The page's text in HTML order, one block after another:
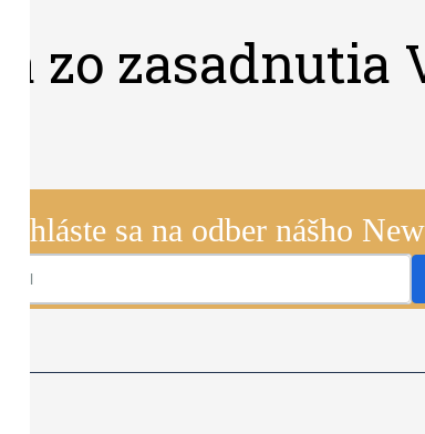
zo zasadnutia
Prihláste sa na odber nášho